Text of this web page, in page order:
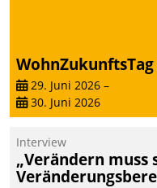
WohnZukunftsTag
29. Juni 2026 –
30. Juni 2026
Interview
„Verändern muss